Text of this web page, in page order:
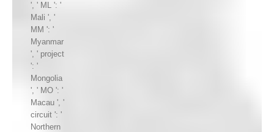
', ' ML ': '
Mali ', '
MM ': '
Myanmar
', ' project
': '
Mongolia
', ' MO ': '
Macau ', '
circuit ': '
Northern